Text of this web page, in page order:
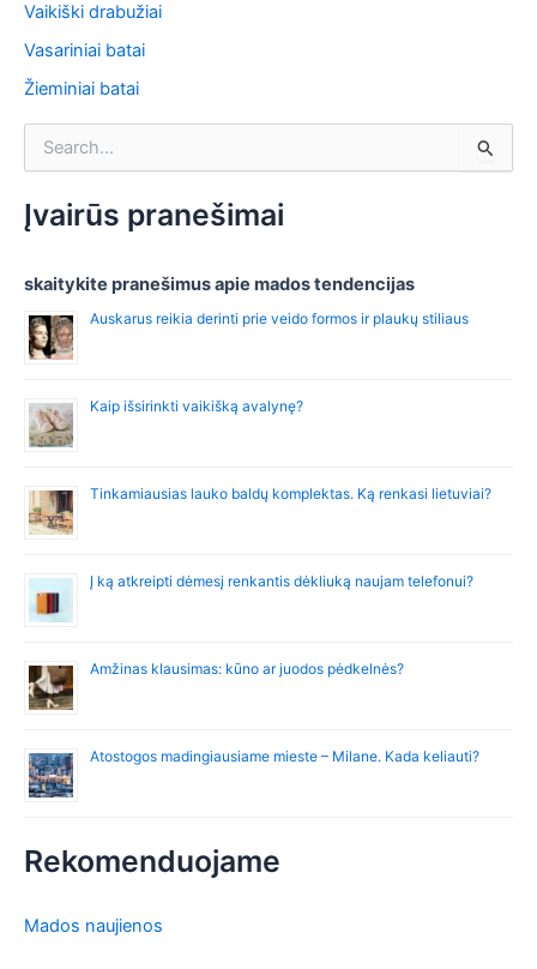
Vaikiški drabužiai
Vasariniai batai
Žieminiai batai
r
c
f
Įvairūs pranešimai
skaitykite pranešimus apie mados tendencijas
Auskarus reikia derinti prie veido formos ir plaukų stiliaus
Kaip išsirinkti vaikišką avalynę?
Tinkamiausias lauko baldų komplektas. Ką renkasi lietuviai?
Į ką atkreipti dėmesį renkantis dėkliuką naujam telefonui?
Amžinas klausimas: kūno ar juodos pėdkelnės?
Atostogos madingiausiame mieste – Milane. Kada keliauti?
Rekomenduojame
Mados naujienos